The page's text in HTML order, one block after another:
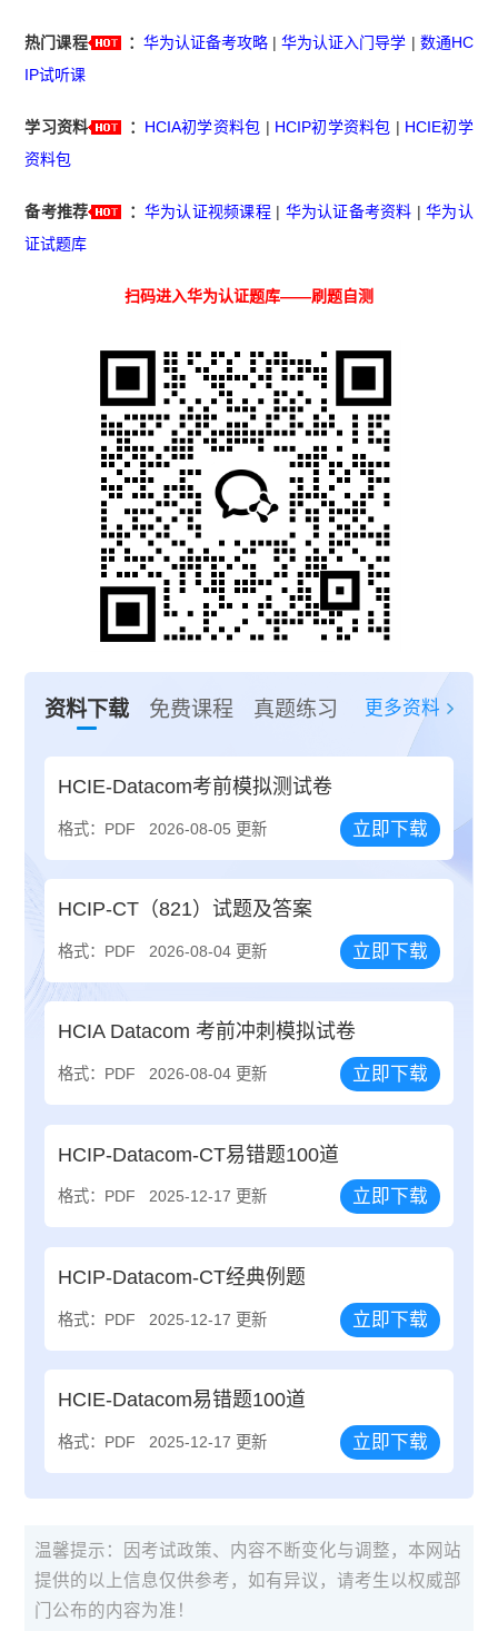
热门课程 ： 华为认证备考攻略 |华为认证入门导学 | 数通HC
IP试听课
学习资料 ： HCIA初学资料包 | HCIP初学资料包 | HCIE初学
资料包
备考推荐 ： 华为认证视频课程| 华为认证备考资料 |华为认
证试题库
扫码进入华为认证题库——刷题自测
资料下载 免费课程 真题练习 更多资料
HCIE-Datacom考前模拟测试卷
格式：PDF 2026-08-05 更新 立即下载
HCIP-CT（821）试题及答案
格式：PDF 2026-08-04 更新 立即下载
HCIA Datacom 考前冲刺模拟试卷
格式：PDF 2026-08-04 更新 立即下载
HCIP-Datacom-CT易错题100道
格式：PDF 2025-12-17 更新 立即下载
HCIP-Datacom-CT经典例题
格式：PDF 2025-12-17 更新 立即下载
HCIE-Datacom易错题100道
格式：PDF 2025-12-17 更新 立即下载
温馨提示：因考试政策、内容不断变化与调整，本网站
提供的以上信息仅供参考，如有异议，请考生以权威部
门公布的内容为准！